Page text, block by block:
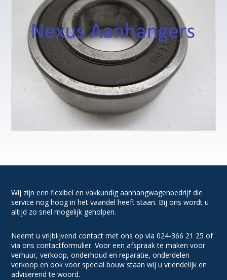
Wij zijn een flexibel en vakkundig aanhangwagenbedrijf die
service nog hoog in het vaandel heeft staan. Bij ons wordt u
altijd zo snel mogelijk geholpen.
Neemt u vrijblijvend contact met ons op via 024-366 21 25 of
via ons contactformulier. Voor een afspraak te maken voor
verhuur, verkoop, onderhoud en reparatie, onderdelen
verkoop en ook voor special bouw staan wij u vriendelijk en
adviserend te woord.